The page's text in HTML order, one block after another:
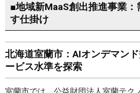
■地域新MaaS創出推進事業
す仕掛け
北海道室蘭市：AIオンデマン
ービス水準を探索